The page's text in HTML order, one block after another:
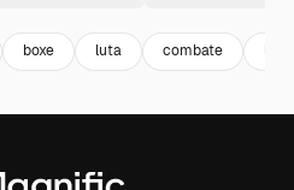
boxe luta combate